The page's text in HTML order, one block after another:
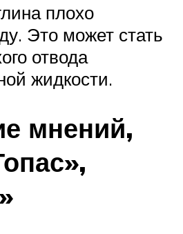
плохо
Это может стать
отвода
жидкости.
мнений,